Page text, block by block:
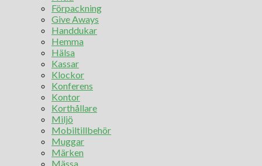
Förpackning
Give Aways
Handdukar
Hemma
Hälsa
Kassar
Klockor
Konferens
Kontor
Korthållare
Miljö
Mobiltillbehör
Muggar
Märken
Mässa